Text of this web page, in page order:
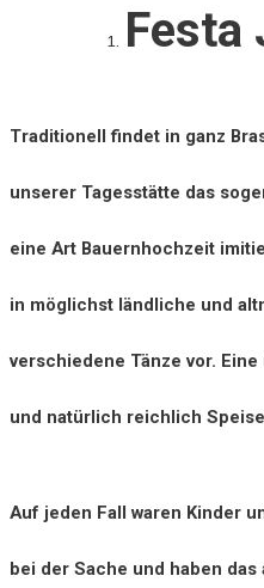
Festa
Traditionell findet in ganz
unserer Tagesstätte das
eine Art Bauernhochzeit
in möglichst ländliche und
verschiedene Tänze vor.
und natürlich reichlich
Auf jeden Fall waren Kinder
bei der Sache und haben